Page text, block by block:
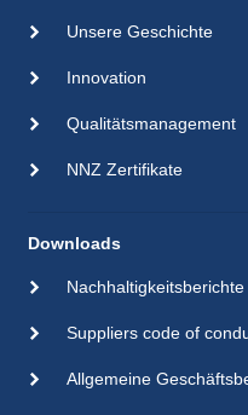
Unsere Geschichte
Innovation
Qualitätsmanagement
NNZ Zertifikate
Downloads
Nachhaltigkeitsberichte
Suppliers code of
Allgemeine